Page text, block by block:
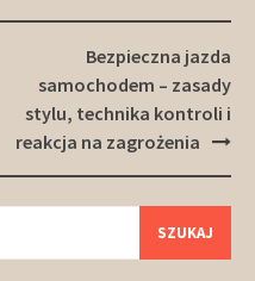
Bezpieczna jazda
samochodem – zasady
stylu, technika kontroli i
reakcja na zagrożenia